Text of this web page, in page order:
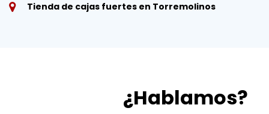
Tienda de cajas fuertes en Torremolinos
¿Hablamos?